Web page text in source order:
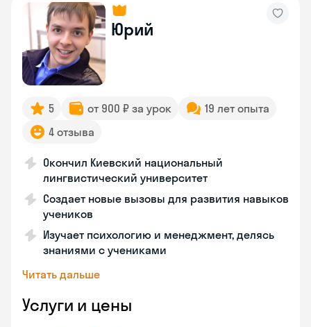
Юрий
5 от 900 ₽ за урок
19 лет опыта
4 отзыва
Окончил Киевский национальный
лингвистический университет
Создает новые вызовы для развития навыков
учеников
Изучает психологию и менеджмент, делясь
знаниями с учениками
Читать дальше
Услуги и цены